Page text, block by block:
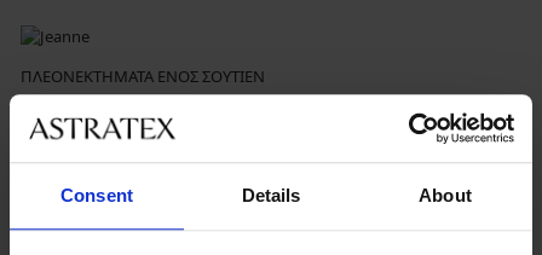
Consent Details About
ΠΛΕΟΝΕΚΤΉΜΑΤΑ ΕΝΌΣ ΣΟΥΤΙΈΝ
• Το στήθος στρογγυλεύει χάρη στο σχεδιασμό των cups χωρίς
ενίσχυση
• Οι καμπύλες του στήθους τονίζονται με εντυπωσιακά strappy